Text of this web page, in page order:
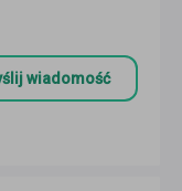
wiadomość